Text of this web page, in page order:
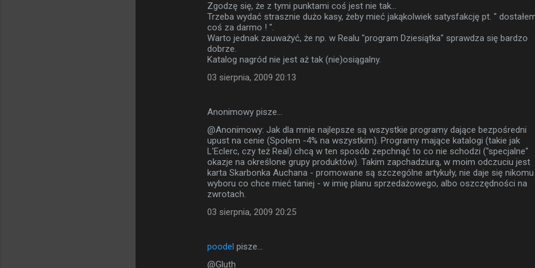
Zgodzę się, że z tymi punktami coś jest nie tak...
Trzeba wydać strasznie dużo kasy, żeby mieć jakąkolwiek satysfakcję pt. "
coś za darmo ! ".
Warto jednak zauważyć, że np. w Realu "program Dziesiątka" sprawdza się bardzo
dobrze.
Katalog nagród nie jest aż tak (nie)osiągalny.
03 sierpnia, 2009 20:13
Anonimowy pisze…
@Anonimowy: Jak dla mnie najlepsze są wszystkie programy dające bezpośredni
upust na cenie (Społem -4% na wszystkim). Programy mające katalogi (takie jak
L'Eclerc, czy też Real) chcą w ten sposób zepchnąć to co nie schodzi ("specjalne"
okazje na określone grupy produktów). Takim zapchadziurą, w moim odczuciu jest
karta Skarbonka Auchana - promowane są szczególne artykuły, nie daje się nikomu
wyboru co chce mieć taniej - w imię planu sprzedażowego, albo oszczędności na
zwrotach.
03 sierpnia, 2009 20:25
poodel pisze…
@Gluth